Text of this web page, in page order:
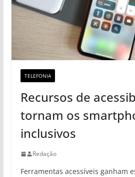
TELEFONIA
Recursos de
tornam os
inclusivos
Redação
Ferramentas acessíveis ganham